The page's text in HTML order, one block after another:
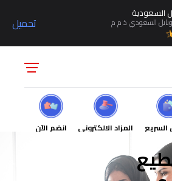
تحميل
السعودية
السعودي ذ م م
المزاد الالكتروني انضم الآن